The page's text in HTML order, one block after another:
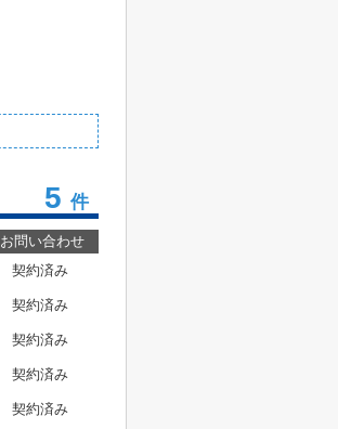
5 件
お問い合わせ
契約済み
契約済み
契約済み
契約済み
契約済み